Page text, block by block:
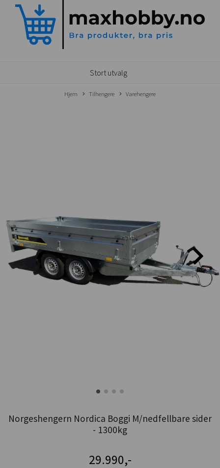
Stort utvalg
Hjem Tilhengere Varehengere
Norgeshengern Nordica Boggi M/nedfellbare sider
- 1300kg
29.990,-